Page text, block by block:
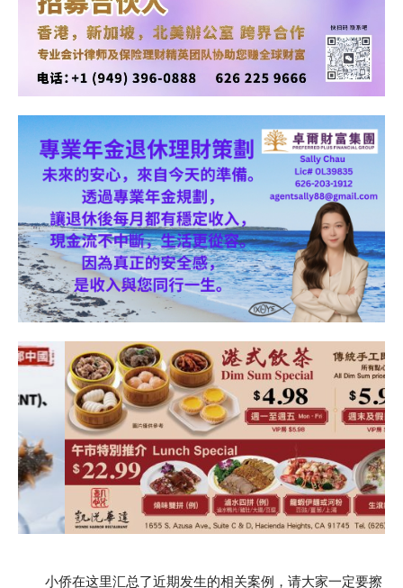
小侨在这里汇总了近期发生的相关案例，请大家一定要擦